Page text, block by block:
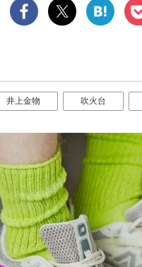
井上金物 吹火台